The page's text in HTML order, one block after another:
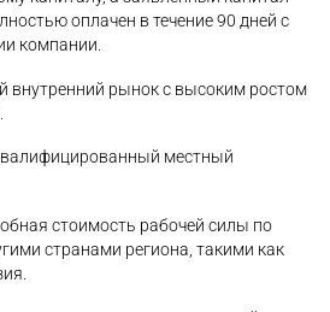
оплачен в течение 90 дней с
компании.
внутренний рынок с высоким ростом
местный
стоимость рабочей силы по
странами региона, такими как